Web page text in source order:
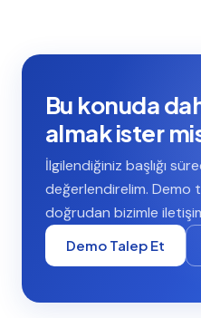
Bu konuda
almak ister
İlgilendiğiniz başlığı
değerlendirelim. Demo
doğrudan bizimle
Demo Talep Et